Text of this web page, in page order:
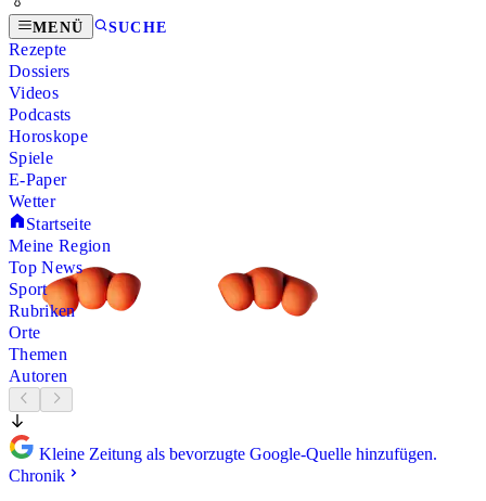
MENÜ SUCHE
Rezepte
Dossiers
Videos
Podcasts
Horoskope
Spiele
E-Paper
Wetter
Startseite
Meine Region
Top News
Sport
Rubriken
Orte
Themen
Autoren
Kleine Zeitung als bevorzugte Google-Quelle hinzufügen.
Chronik